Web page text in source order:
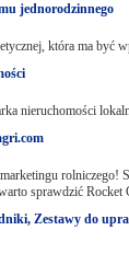
jednorodzinnego
która ma być
nieruchomości
rolniczego!
sprawdzić Rocket
Zestawy do